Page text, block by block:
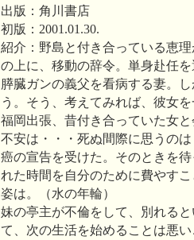
出版：角川書店
初版：2001.01.30.
紹介：野島と付き合っている恵
の上に、移動の辞令。単身赴任
膵臓ガンの義父を看病する妻。
う。そう、考えてみれば、彼女
福岡出張、昔付き合っていた女
不安は・・・死ぬ間際に思うのは
癌の宣告を受けた。そのときを
れた時間を自分のために費やす
姿は。（水の年輪）
妹の亭主が不倫をして、別れる
て、次の生活を始めることは悪